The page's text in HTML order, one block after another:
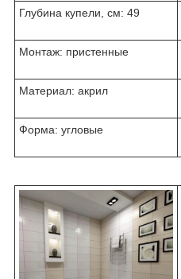
Глубина купели, см: 49
Монтаж: пристенные
Материал: акрил
Форма: угловые